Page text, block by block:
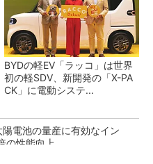
BYDの軽EV「ラッコ」は世界
初の軽SDV、新開発の「X-PA
CK」に電動システ...
電池の量産に有効なイン
の性能向上